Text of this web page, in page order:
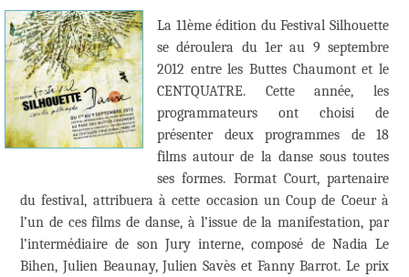
La 11ème édition du Festival Silhouette
se déroulera du 1er au 9 septembre
2012 entre les Buttes Chaumont et le
CENTQUATRE. Cette année, les
programmateurs ont choisi de
présenter deux programmes de 18
films autour de la danse sous toutes
ses formes. Format Court, partenaire
du festival, attribuera à cette occasion un Coup de Coeur à
l’un de ces films de danse, à l’issue de la manifestation, par
l’intermédiaire de son Jury interne, composé de Nadia Le
Bihen, Julien Beaunay, Julien Savès et Fanny Barrot. Le prix